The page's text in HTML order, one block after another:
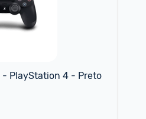
- PlayStation 4 - Preto